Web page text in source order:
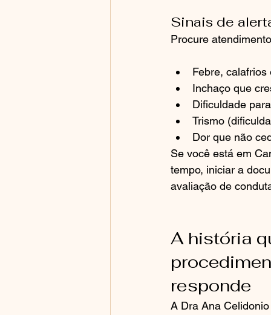
Sinais de
Procure
Febre,
Inchaço que
Dificuldade
Trismo
Dor que não
Se você está em
tempo, iniciar a
avaliação de
A história
responde
A Dra Ana